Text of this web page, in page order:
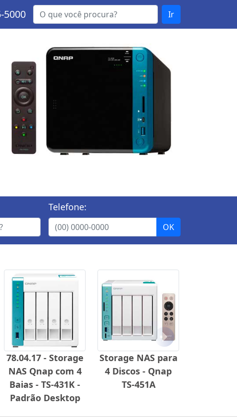
5000 Ir
Telefone:
78.04.17 - Storage
NAS Qnap com 4
Baias - TS-431K -
Padrão Desktop
Storage NAS para
4 Discos - Qnap
TS-451A
Próximo